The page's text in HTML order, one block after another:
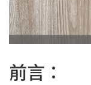
前言：